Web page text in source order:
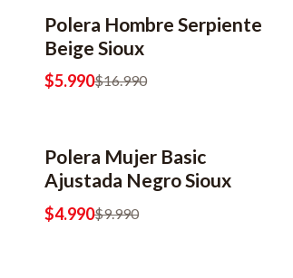
-65% OFF
2x8990
Polera Hombre Serpiente
Beige Sioux
$5.990$16.990
-50% OFF
2x6990
Polera Mujer Basic
Ajustada Negro Sioux
$4.990$9.990